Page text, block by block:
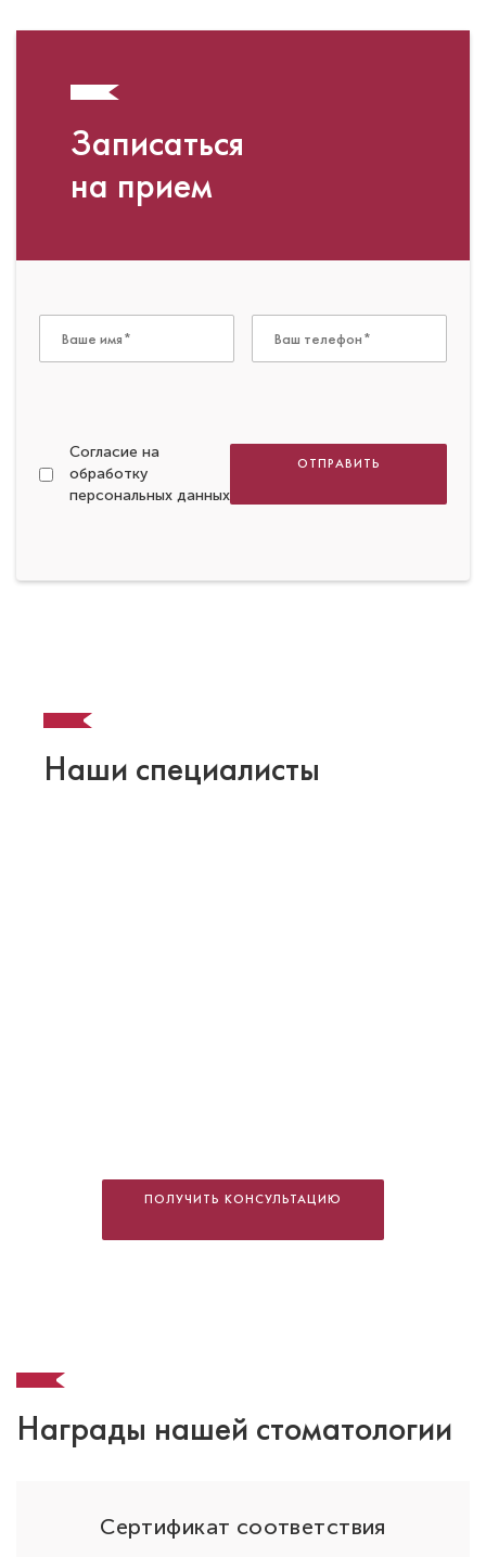
Записаться
на прием
Согласие на
обработку
персональных данных
ОТПРАВИТЬ
Наши специалисты
ПОЛУЧИТЬ КОНСУЛЬТАЦИЮ
Награды нашей стоматологии
Сертификат соответствия